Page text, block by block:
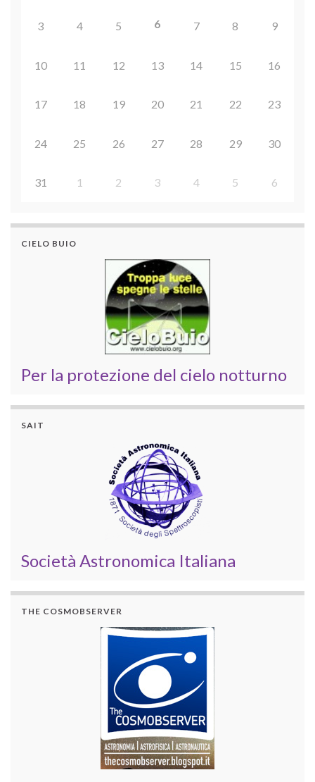
3 4 5 6 7 8 9
10 11 12 13 14 15 16
17 18 19 20 21 22 23
24 25 26 27 28 29 30
31 1 2 3 4 5 6
CIELO BUIO
Per la protezione del cielo notturno
SAIT
Società Astronomica Italiana
THE COSMOBSERVER